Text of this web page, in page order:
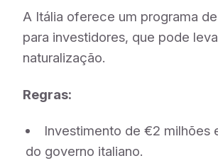
A Itália oferece um programa
para investidores, que pode
naturalização.
Regras:
Investimento de €2 milhões
do governo italiano.